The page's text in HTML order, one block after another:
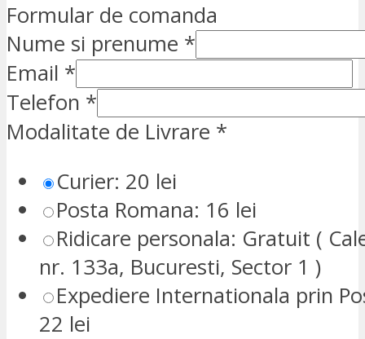
Formular de comanda
Nume si prenume *
Email *
Telefon *
Modalitate de Livrare *
Curier: 20 lei
Posta Romana: 16 lei
Ridicare personala: Gratuit (
nr. 133a, Bucuresti, Sector 1 )
Expediere Internationala prin
22 lei